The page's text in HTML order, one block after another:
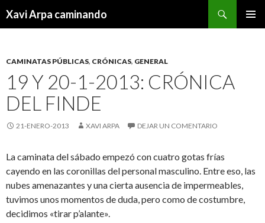
Xavi Arpa caminando
CAMINATAS PÚBLICAS, CRÓNICAS, GENERAL
19 Y 20-1-2013: CRÓNICA
DEL FINDE
21-ENERO-2013 XAVI ARPA DEJAR UN COMENTARIO
La caminata del sábado empezó con cuatro gotas frías
cayendo en las coronillas del personal masculino. Entre eso, las
nubes amenazantes y una cierta ausencia de impermeables,
tuvimos unos momentos de duda, pero como de costumbre,
decidimos «tirar p’alante».